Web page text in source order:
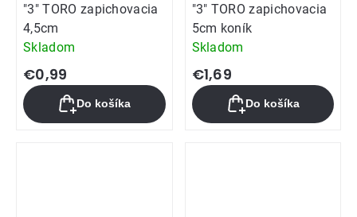
"3" TORO zapichovacia
4,5cm
Skladom
€0,99
Do košíka
"3" TORO zapichovacia
5cm koník
Skladom
€1,69
Do košíka